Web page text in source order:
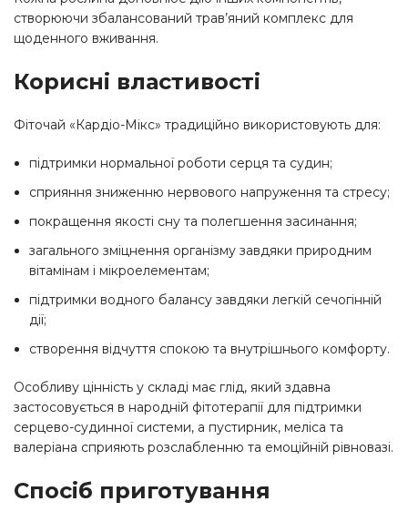
створюючи збалансований трав’яний комплекс для
щоденного вживання.
Корисні властивості
Фіточай «Кардіо-Мікс» традиційно використовують для:
підтримки нормальної роботи серця та судин;
сприяння зниженню нервового напруження та стресу;
покращення якості сну та полегшення засинання;
загального зміцнення організму завдяки природним
вітамінам і мікроелементам;
підтримки водного балансу завдяки легкій сечогінній
дії;
створення відчуття спокою та внутрішнього комфорту.
Особливу цінність у складі має глід, який здавна
застосовується в народній фітотерапії для підтримки
серцево-судинної системи, а пустирник, меліса та
валеріана сприяють розслабленню та емоційній рівновазі.
Спосіб приготування